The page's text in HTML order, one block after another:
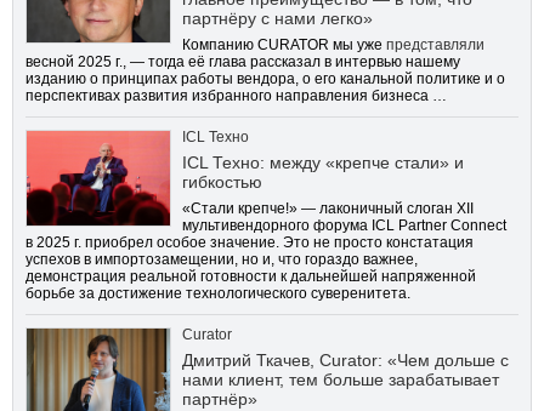
партнёру с нами легко»
Компанию CURATOR мы уже представляли
весной 2025 г., — тогда её глава рассказал в интервью нашему
изданию о принципах работы вендора, о его канальной политике и о
перспективах развития избранного направления бизнеса …
ICL Техно
ICL Техно: между «крепче стали» и
гибкостью
«Стали крепче!» — лаконичный слоган XII
мультивендорного форума ICL Partner Connect
в 2025 г. приобрел особое значение. Это не просто констатация
успехов в импортозамещении, но и, что гораздо важнее,
демонстрация реальной готовности к дальнейшей напряженной
борьбе за достижение технологического суверенитета.
Curator
Дмитрий Ткачев, Curator: «Чем дольше с
нами клиент, тем больше зарабатывает
партнёр»